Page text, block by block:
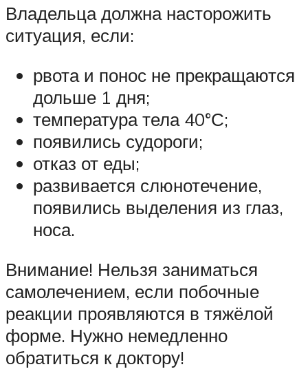
Владельца должна насторожить
ситуация, если:
рвота и понос не прекращаются
дольше 1 дня;
температура тела 40°С;
появились судороги;
отказ от еды;
развивается слюнотечение,
появились выделения из глаз,
носа.
Внимание! Нельзя заниматься
самолечением, если побочные
реакции проявляются в тяжёлой
форме. Нужно немедленно
обратиться к доктору!